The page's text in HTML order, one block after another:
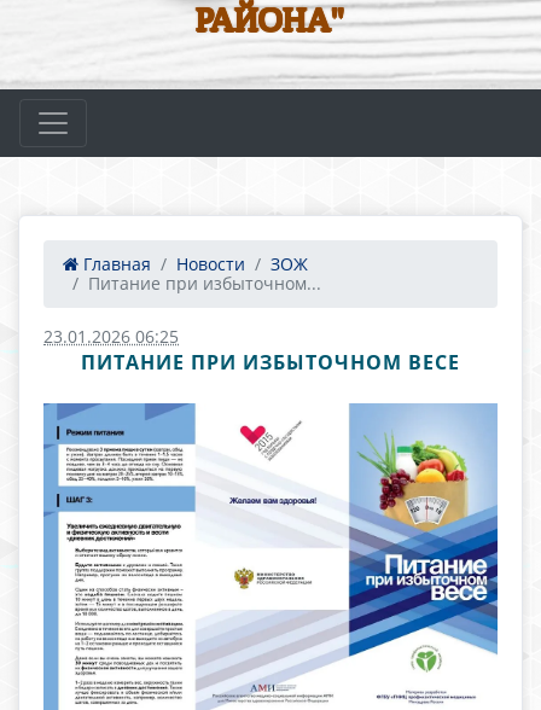
РАЙОНА"
Главная Новости
ЗОЖ
Питание при избыточном...
23.01.2026 06:25
ПИТАНИЕ ПРИ ИЗБЫТОЧНОМ ВЕСЕ